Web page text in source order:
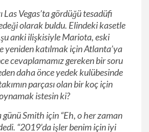
Las Vegas’ta gördüğü tesadüfi
olarak buldu. Elindeki kasetle
şu anki ilişkisiyle Mariota, eski
yeniden katılmak için Atlanta’ya
cevaplamamız gereken bir soru
daha önce yedek kulübesinde
parçası olan bir koç için
istesin ki?
Smith için “Eh, o her zaman
“2019’da işler benim için iyi